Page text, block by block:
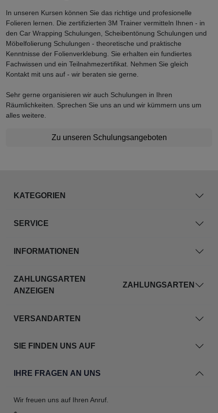
In unseren Kursen können Sie das richtige und profesionelle
Folieren lernen. Die zertifizierten 3M Trainer vermitteln Ihnen - in
den Car Wrapping Schulungen, Scheibentönung Schulungen und
Möbelfolierung Schulungen - theoretische und praktische
Kenntnisse der Folienverklebung. Sie erhalten ein fundiertes
Fachwissen und ein Teilnahmezertifikat. Nehmen Sie gleich
Kontakt mit uns auf - wir beraten sie gerne.
Sehr gerne organisieren wir auch Schulungen in Ihren
Räumlichkeiten. Sprechen Sie uns an und wir kümmern uns um
alles weitere.
Zu unseren Schulungsangeboten
KATEGORIEN
SERVICE
INFORMATIONEN
ZAHLUNGSARTEN
ANZEIGEN
ZAHLUNGSARTEN
VERSANDARTEN
SIE FINDEN UNS AUF
IHRE FRAGEN AN UNS
Wir freuen uns auf Ihren Anruf.